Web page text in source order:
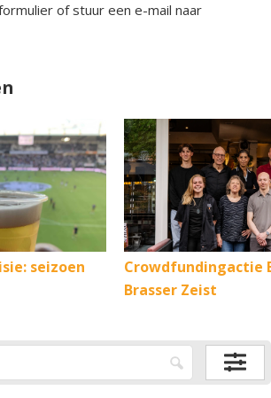
of stuur een e-mail naar
seizoen
Crowdfundingactie
Brasser Zeist